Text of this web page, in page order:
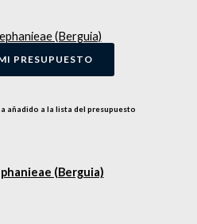
PRESUPUESTO
añadido a la lista del presupuesto
(Berguia)